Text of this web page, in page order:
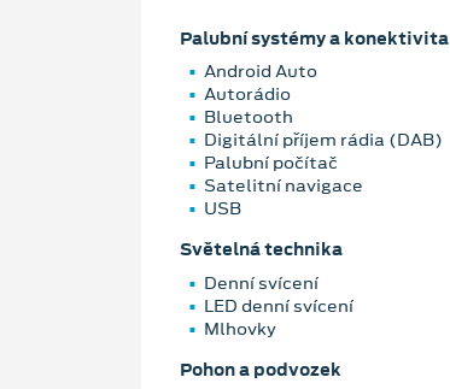
Palubní systémy a konektivita
Android Auto
Autorádio
Bluetooth
Digitální příjem rádia (DAB)
Palubní počítač
Satelitní navigace
USB
Světelná technika
Denní svícení
LED denní svícení
Mlhovky
Pohon a podvozek